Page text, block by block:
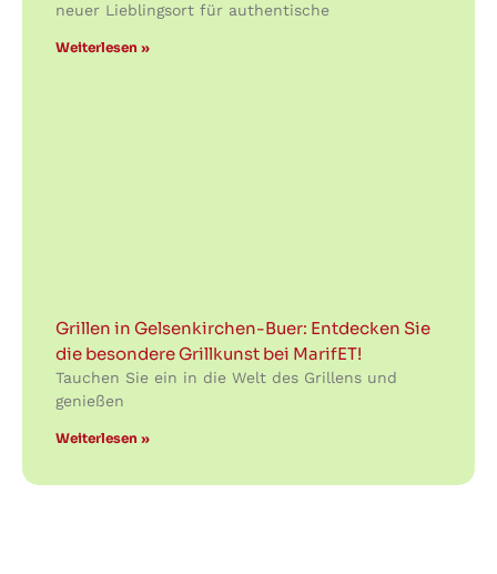
neuer Lieblingsort für authentische
Weiterlesen »
Grillen in Gelsenkirchen-Buer: Entdecken Sie
die besondere Grillkunst bei MarifET!
Tauchen Sie ein in die Welt des Grillens und
genießen
Weiterlesen »